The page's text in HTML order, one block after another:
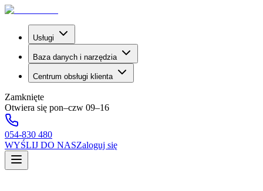
Usługi
Baza danych i narzędzia
Centrum obsługi klienta
Zamknięte
Otwiera się pon–czw 09–16
054-830 480
WYŚLIJ DO NASZaloguj się